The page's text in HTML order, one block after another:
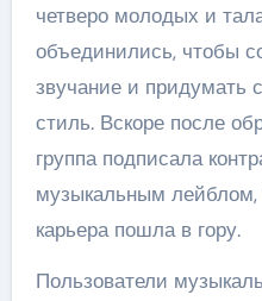
четверо молодых и
объединились, чтобы
звучание и придумать
стиль. Вскоре после
группа подписала
музыкальным
карьера пошла в гору.
Пользователи